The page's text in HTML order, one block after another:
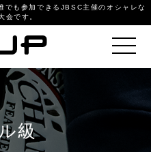
でも参加できるJBSC主催のオシャレな
会です。
級